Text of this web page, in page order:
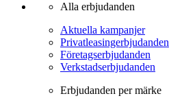
Alla erbjudanden
Aktuella kampanjer
Privatleasingerbjudanden
Företagserbjudanden
Verkstadserbjudanden
Erbjudanden per märke